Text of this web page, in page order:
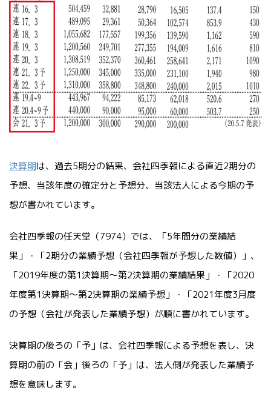
決算期は、過去5期分の結果、会社四季報による直近2期分の
予想、当該年度の確定分と予想分、当該法人による今期の予
想が書かれています。
会社四季報の任天堂（7974）では、「5年間分の業績結
果」・「2期分の業績予想（会社四季報が予想した数値）」、
「2019年度の第1決算期～第2決算期の業績結果」・「2020
年度第1決算期～第2決算期の業績予想」・「2021年度3月度
の予想（会社が発表した業績予想）が順に書かれています。
決算期の後ろの「予」は、会社四季報による予想を表し、決
算期の前の「会」後ろの「予」は、法人側が発表した業績予
想を意味します。